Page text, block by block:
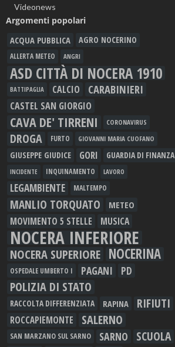
Videonews
Argomenti popolari
ACQUA PUBBLICA AGRO NOCERINO
ALLERTA METEO ANGRI
ASD CITTÀ DI NOCERA 1910
BATTIPAGLIA CALCIO CARABINIERI
CASTEL SAN GIORGIO
CAVA DE' TIRRENI CORONAVIRUS
DROGA FURTO GIOVANNI MARIA CUOFANO
GIUSEPPE GIUDICE GORI GUARDIA DI FINANZA
INCIDENTE INQUINAMENTO LAVORO
LEGAMBIENTE MALTEMPO
MANLIO TORQUATO METEO
MOVIMENTO 5 STELLE MUSICA
NOCERA INFERIORE
NOCERA SUPERIORE NOCERINA
OSPEDALE UMBERTO I PAGANI PD
POLIZIA DI STATO
RACCOLTA DIFFERENZIATA RAPINA RIFIUTI
ROCCAPIEMONTE SALERNO
SAN MARZANO SUL SARNO SARNO SCUOLA